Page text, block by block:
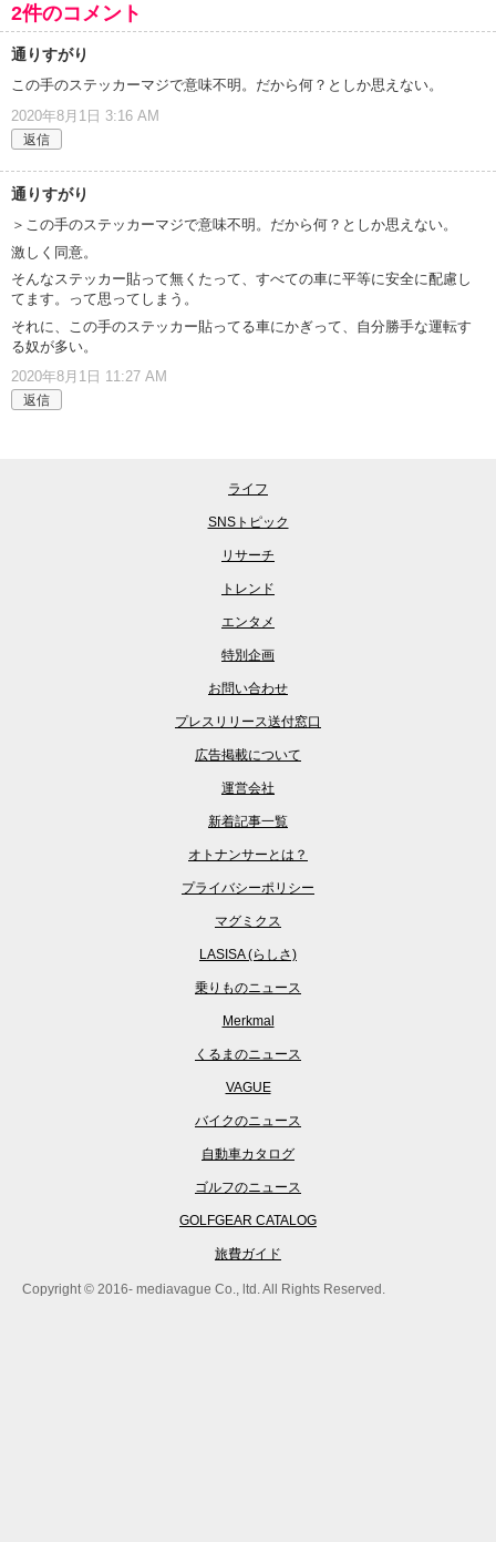
2件のコメント
通りすがり
この手のステッカーマジで意味不明。だから何？としか思えない。
2020年8月1日 3:16 AM
返信
通りすがり
＞この手のステッカーマジで意味不明。だから何？としか思えない。
激しく同意。
そんなステッカー貼って無くたって、すべての車に平等に安全に配慮し
てます。って思ってしまう。
それに、この手のステッカー貼ってる車にかぎって、自分勝手な運転す
る奴が多い。
2020年8月1日 11:27 AM
返信
ライフ
SNSトピック
リサーチ
トレンド
エンタメ
特別企画
お問い合わせ
プレスリリース送付窓口
広告掲載について
運営会社
新着記事一覧
オトナンサーとは？
プライバシーポリシー
マグミクス
LASISA (らしさ)
乗りものニュース
Merkmal
くるまのニュース
VAGUE
バイクのニュース
自動車カタログ
ゴルフのニュース
GOLFGEAR CATALOG
旅費ガイド
Copyright © 2016- mediavague Co., ltd. All Rights Reserved.